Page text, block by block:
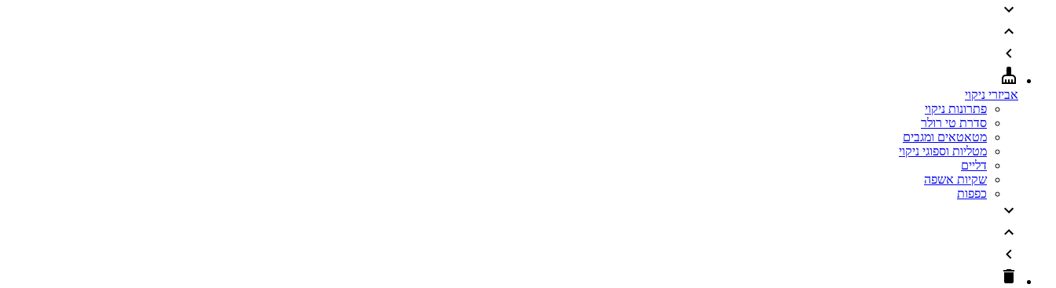
אביזרי ניקוי
פתרונות ניקוי
סדרת טי רולר
מטאטאים ומגבים
מטליות וספוגי ניקוי
דליים
שקיות אשפה
כפפות